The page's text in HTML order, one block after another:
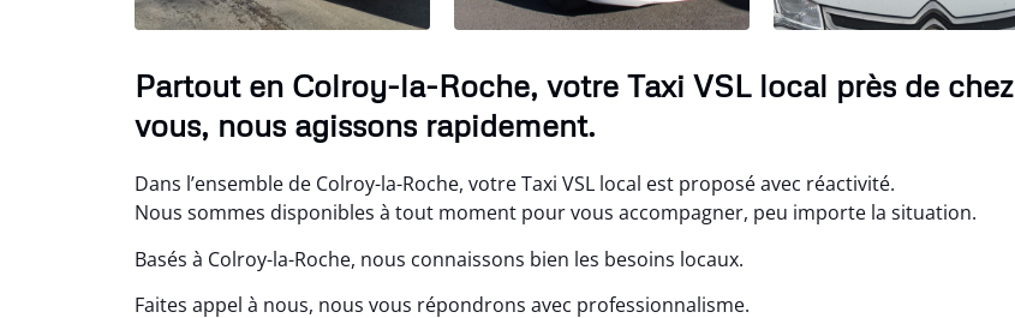
Partout en Colroy-la-Roche, votre Taxi VSL local près de chez
vous, nous agissons rapidement.
Dans l’ensemble de Colroy-la-Roche, votre Taxi VSL local est proposé avec réactivité.
Nous sommes disponibles à tout moment pour vous accompagner, peu importe la situation.
Basés à Colroy-la-Roche, nous connaissons bien les besoins locaux.
Faites appel à nous, nous vous répondrons avec professionnalisme.